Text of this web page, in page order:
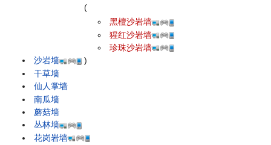
沙岩墙
(
黑檀沙岩墙
猩红沙岩墙
珍珠沙岩墙
)
干草墙
仙人掌墙
南瓜墙
蘑菇墙
丛林墙
花岗岩墙